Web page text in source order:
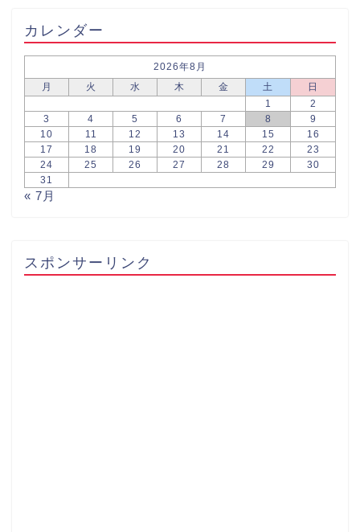
カレンダー
2026年8月
月
火 水 木 金 土
日
1
2
3
4 5 6 7 8
9
10
11 12 13 14 15
16
17
18 19 20 21 22
23
24
25 26 27 28 29
30
31
« 7月
スポンサーリンク